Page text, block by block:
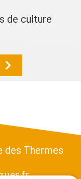
de culture
des Thermes